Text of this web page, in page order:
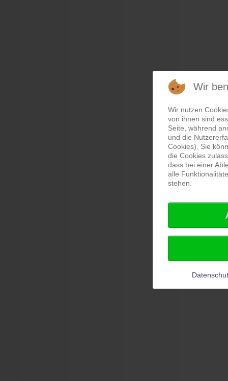
Wir
Wir nutzen
von ihnen sind
Seite, während
und die
Cookies). Sie
die Cookies
dass bei einer
alle
stehen.